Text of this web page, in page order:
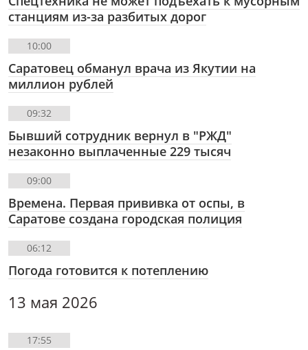
станциям из-за разбитых дорог
10:00
Саратовец обманул врача из Якутии на
миллион рублей
09:32
Бывший сотрудник вернул в "РЖД"
незаконно выплаченные 229 тысяч
09:00
Времена. Первая прививка от оспы, в
Саратове создана городская полиция
06:12
Погода готовится к потеплению
13 мая 2026
17:55